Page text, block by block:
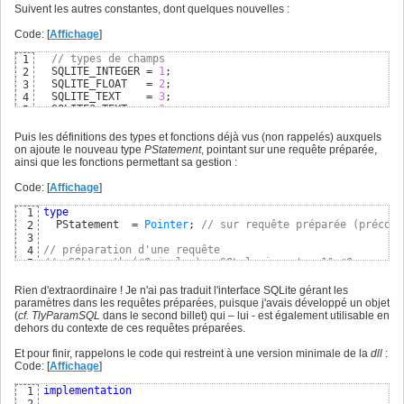
7
9
11
12
13
14
15
// liées à ce wrapper et la version minimale de la dll
  DllName    =
  sMinVersion  =
'3.7.17';
  MinVersion   =
3007017
  IO_Version   =
3 ;
  VfsVersion   =
3 ;
  Win32VFSName =
'win32';
Suivent les autres constantes, dont quelques nouvelles :
Code: [Affichage]
1
2
3
4
5
7
// types de champs
  SQLITE_INTEGER =
1;
  SQLITE_FLOAT   =
2;
  SQLITE_TEXT    =
3;
  SQLITE3_TEXT   =
3;
  SQLITE_NULL    =
5;
Puis les définitions des types et fonctions déjà vus (non rappelés) auxquels
on ajoute le nouveau type PStatement, pointant sur une requête préparée,
ainsi que les fonctions permettant sa gestion :
Code: [Affichage]
1
2
3
4
5
7
8
9
10
12
13
15
type
  PStatement  =
Pointer; // sur requête préparée
// préparation d'une requête
// aSQLLength (#0 inclus) : SQL lu jusqu'au 1° #0 ou
// aTail pointe sur la suite non lue du SQL dans aSQL
function sqlite3_prepare_v2 (aDB: PSQLiteDB; aSQL: PChar
// libération des ressources en fin d'utilisation
// ne jamais utiliser un Statement finalisé sous peine
function sqlite3_finalize(aStatement: PStatement):
// exécution pas à pas (ligne par ligne)
// retourne SQLITE_ROW à chaque ligne de résultat
// et SQLITE_DONE en fin d'exécution ; sinon, code
Rien d'extraordinaire ! Je n'ai pas traduit l'interface SQLite gérant les
paramètres dans les requêtes préparées, puisque j'avais développé un objet
(cf. TlyParamSQL dans le second billet) qui – lui - est également utilisable en
dehors du contexte de ces requêtes préparées.
Et pour finir, rappelons le code qui restreint à une version minimale de la dll :
Code: [Affichage]
1
implementation